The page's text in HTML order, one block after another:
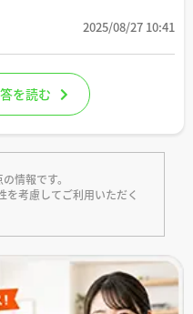
2025/08/27 10:41
を読む
情報です。
を考慮してご利用いただく